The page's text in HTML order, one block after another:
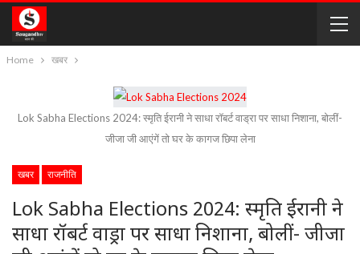
Home खबर
Lok Sabha Elections 2024: स्मृति ईरानी ने साधा रॉबर्ट वाड्रा पर साधा निशाना, बोलीं-
जीजा जी आएंगें तो घर के कागज छिपा लेना
खबर राजनीति
Lok Sabha Elections 2024: स्मृति ईरानी ने
साधा रॉबर्ट वाड्रा पर साधा निशाना, बोलीं- जीजा